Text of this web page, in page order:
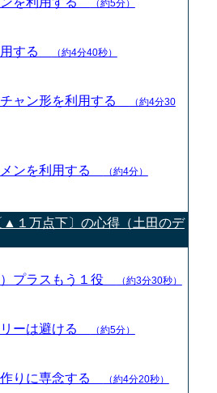
（約5分）
用する （約4分40秒）
ャン形を利用する
（約4分30
メンを利用する （約4分）
▲１万点下〕の心得（土田のデ
）プラスもう１役 （約3分30秒）
リーは避ける （約5分）
作りに専念する （約4分20秒）